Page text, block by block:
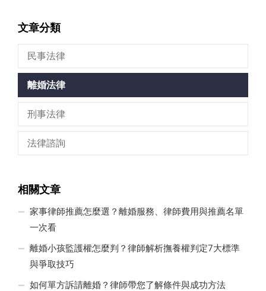
文章分類
民事法律
離婚法律
刑事法律
法律諮詢
相關文章
家事律師推薦怎麼選？離婚服務、律師費用與推薦名單
一次看
離婚小孩監護權怎麼判？律師解析撫養權判定7大標準
與爭取技巧
如何單方訴請離婚？律師帶您了解條件與成功方法